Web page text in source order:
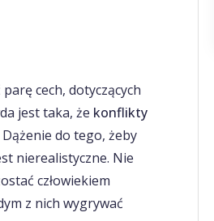
cech, dotyczących
jest taka, że konflikty
Dążenie do tego, żeby
nierealistyczne. Nie
człowiekiem
z nich wygrywać